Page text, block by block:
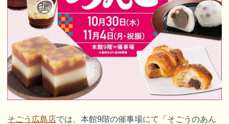
そごう広島店では、本館9階の催事場にて「そごうのあん